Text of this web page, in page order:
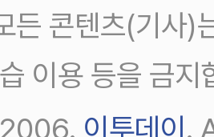
든 콘텐츠(기사)
이용 등을 금지
이투데이 .